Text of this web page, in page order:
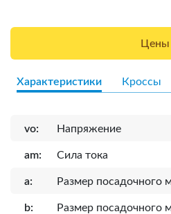
Цены
Характеристики Кроссы
vo: Напряжение
am: Сила тока
a: Размер посадочного
b: Размер посадочного